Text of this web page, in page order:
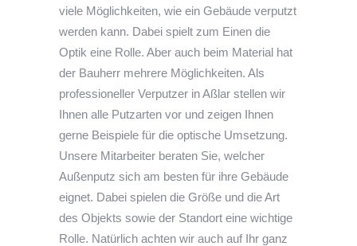
viele Möglichkeiten, wie ein Gebäude verputzt
werden kann. Dabei spielt zum Einen die
Optik eine Rolle. Aber auch beim Material hat
der Bauherr mehrere Möglichkeiten. Als
professioneller Verputzer in Aßlar stellen wir
Ihnen alle Putzarten vor und zeigen Ihnen
gerne Beispiele für die optische Umsetzung.
Unsere Mitarbeiter beraten Sie, welcher
Außenputz sich am besten für ihre Gebäude
eignet. Dabei spielen die Größe und die Art
des Objekts sowie der Standort eine wichtige
Rolle. Natürlich achten wir auch auf Ihr ganz